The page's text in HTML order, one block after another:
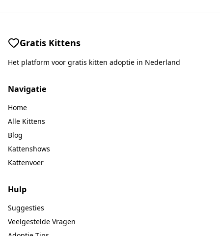
Gratis Kittens
Het platform voor gratis kitten adoptie in Nederland
Navigatie
Home
Alle Kittens
Blog
Kattenshows
Kattenvoer
Hulp
Suggesties
Veelgestelde Vragen